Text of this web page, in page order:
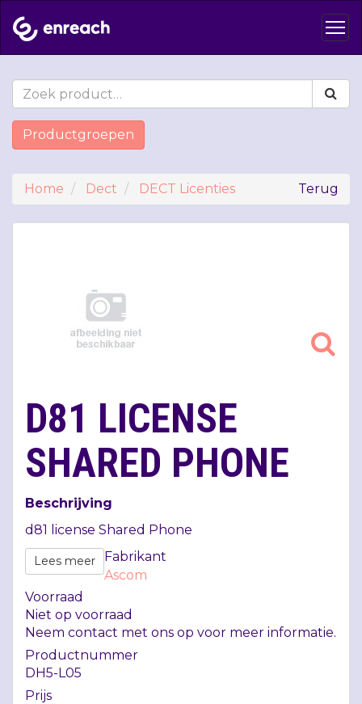
Productgroepen
Terug
Home Dect DECT Licenties
D81 LICENSE
SHARED PHONE
Beschrijving
d81 license Shared Phone
Lees meer
Fabrikant
Ascom
Voorraad
Niet op voorraad
Neem contact met ons op voor meer informatie.
Productnummer
DH5-L05
Prijs